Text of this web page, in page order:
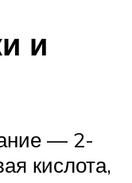
и
— 2-
кислота,